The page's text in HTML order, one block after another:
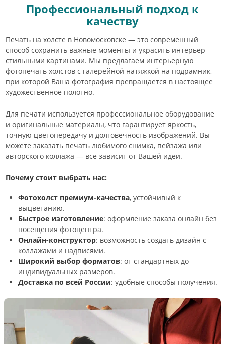
Профессиональный подход к
качеству
Печать на холсте в Новомосковске — это современный
способ сохранить важные моменты и украсить интерьер
стильными картинами. Мы предлагаем интерьерную
фотопечать холстов с галерейной натяжкой на подрамник,
при которой Ваша фотография превращается в настоящее
художественное полотно.
Для печати используется профессиональное оборудование
и оригинальные материалы, что гарантирует яркость,
точную цветопередачу и долговечность изображений. Вы
можете заказать печать любимого снимка, пейзажа или
авторского коллажа — всё зависит от Вашей идеи.
Почему стоит выбрать нас:
Фотохолст премиум-качества, устойчивый к
выцветанию.
Быстрое изготовление: оформление заказа онлайн без
посещения фотоцентра.
Онлайн-конструктор: возможность создать дизайн с
коллажами и надписями.
Широкий выбор форматов: от стандартных до
индивидуальных размеров.
Доставка по всей России: удобные способы получения.